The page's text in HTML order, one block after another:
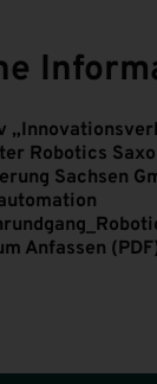
Robotics
Sachsen
Anfassen